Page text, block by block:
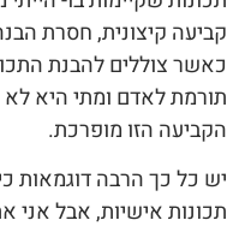
קביעה קיצונית, חסרת
כאשר צוללים להבנת
תורמת לאדם ומתי היא
הקביעה הזו מופרכת.
יש כל כך הרבה דוגמאות
תכונות אישיות, אבל אני